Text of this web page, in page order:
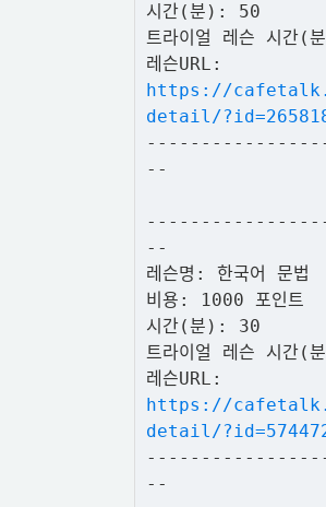
시간(분): 50
트라이얼 레슨 시간(
레슨URL:
https://
detail/
--
--
레슨명: 한국어 문법
비용: 1000 포인트
시간(분): 30
트라이얼 레슨 시간(
레슨URL:
https://
detail/
--